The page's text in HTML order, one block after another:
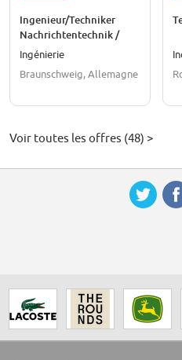
Ingenieur/Techniker
Nachrichtentechnik /
Elektrotechnik (w/m/d)
Ingénierie
Braunschweig, Allemagne
Voir toutes les offres (48) >